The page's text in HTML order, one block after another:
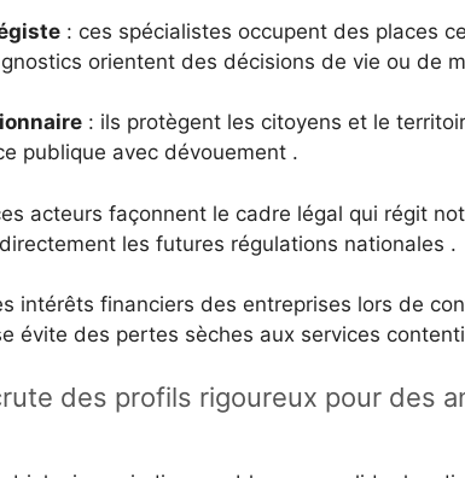
: ces spécialistes occupent des places
orientent des décisions de vie ou de
: ils protègent les citoyens et le
publique avec dévouement .
acteurs façonnent le cadre légal qui régit
les futures régulations nationales .
intérêts financiers des entreprises lors de
évite des pertes sèches aux services
des profils rigoureux pour des